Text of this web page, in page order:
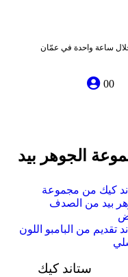
ساعة واحدة في عمّان
00
كيك من مجموعة
بيد من الصدف
تقديم من البامبو اللون
ستاند كيك